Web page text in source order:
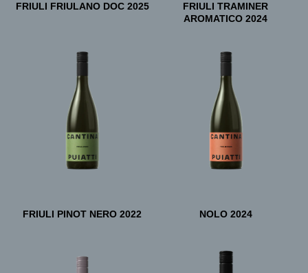
FRIULI FRIULANO DOC 2025
FRIULI TRAMINER
AROMATICO 2024
FRIULI PINOT NERO 2022 NOLO 2024